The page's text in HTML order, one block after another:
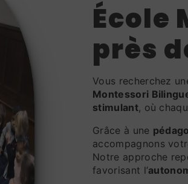
école Montessori à Presles,
près
Vous recherchez
Montessori
stimulant, où
Grâce à une
accompagnons
Notre approche
favorisant l’